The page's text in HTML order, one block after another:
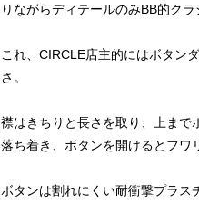
りながらディテールのみBB的クラ
これ、CIRCLE店主的にはボタン
さ。
襟はきちりと長さを取り、上まで
落ち着き、ボタンを開けるとフワ
ボタンは割れにくい耐衝撃プラス